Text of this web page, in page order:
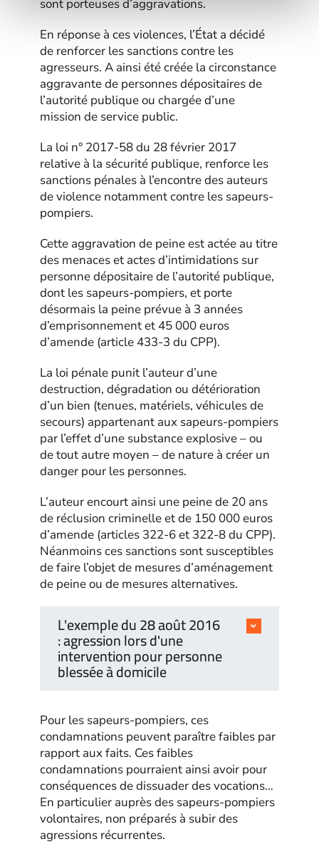
sont porteuses d’aggravations.
En réponse à ces violences, l’État a décidé
de renforcer les sanctions contre les
agresseurs. A ainsi été créée la circonstance
aggravante de personnes dépositaires de
l’autorité publique ou chargée d’une
mission de service public.
La loi n° 2017-58 du 28 février 2017
relative à la sécurité publique, renforce les
sanctions pénales à l’encontre des auteurs
de violence notamment contre les sapeurs-
pompiers.
Cette aggravation de peine est actée au titre
des menaces et actes d’intimidations sur
personne dépositaire de l’autorité publique,
dont les sapeurs-pompiers, et porte
désormais la peine prévue à 3 années
d’emprisonnement et 45 000 euros
d’amende (article 433-3 du CPP).
La loi pénale punit l’auteur d’une
destruction, dégradation ou détérioration
d’un bien (tenues, matériels, véhicules de
secours) appartenant aux sapeurs-pompiers
par l’effet d’une substance explosive – ou
de tout autre moyen – de nature à créer un
danger pour les personnes.
L’auteur encourt ainsi une peine de 20 ans
de réclusion criminelle et de 150 000 euros
d’amende (articles 322-6 et 322-8 du CPP).
Néanmoins ces sanctions sont susceptibles
de faire l’objet de mesures d’aménagement
de peine ou de mesures alternatives.
L'exemple du 28 août 2016
: agression lors d'une
intervention pour personne
blessée à domicile
Pour les sapeurs-pompiers, ces
condamnations peuvent paraître faibles par
rapport aux faits. Ces faibles
condamnations pourraient ainsi avoir pour
conséquences de dissuader des vocations…
En particulier auprès des sapeurs-pompiers
volontaires, non préparés à subir des
agressions récurrentes.